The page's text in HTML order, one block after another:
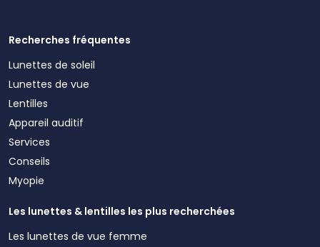
Recherches fréquentes
Lunettes de soleil
Lunettes de vue
Lentilles
Appareil auditif
Services
Conseils
Myopie
Les lunettes & lentilles les plus recherchées
Les lunettes de vue femme